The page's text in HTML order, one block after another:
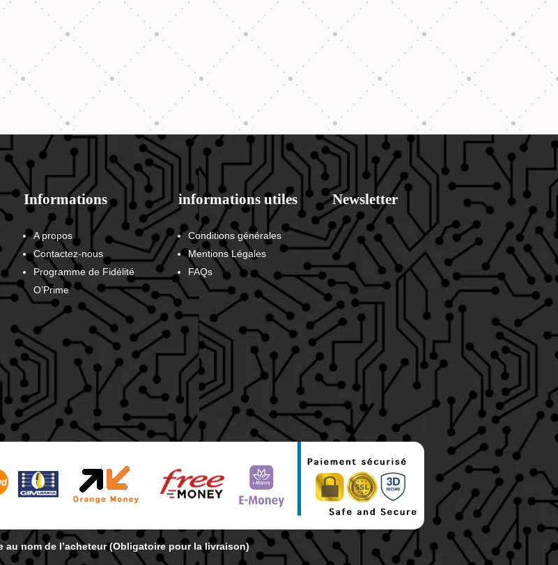
Informations
A propos
Contactez-nous
Programme de Fidélité
O’Prime
informations utiles
Conditions générales
Mentions Légales
FAQs
Newsletter
au nom de l’acheteur (Obligatoire pour la livraison)